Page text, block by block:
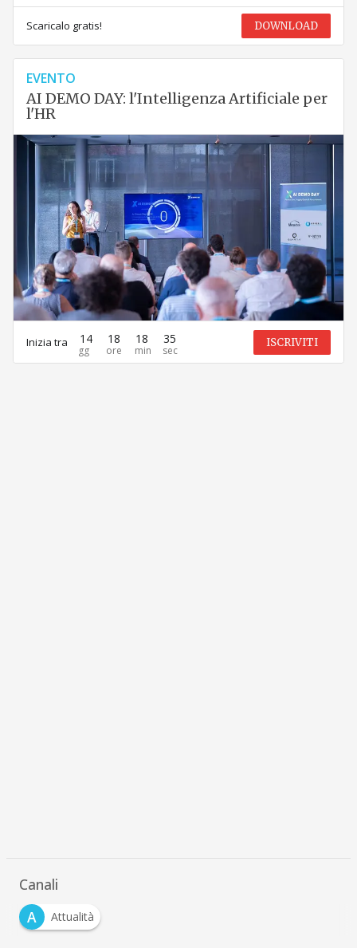
Scaricalo gratis! DOWNLOAD
EVENTO
AI DEMO DAY: l'Intelligenza Artificiale per
l'HR
Inizia tra 14 18 18 35 ISCRIVITI
Canali
A
Attualità